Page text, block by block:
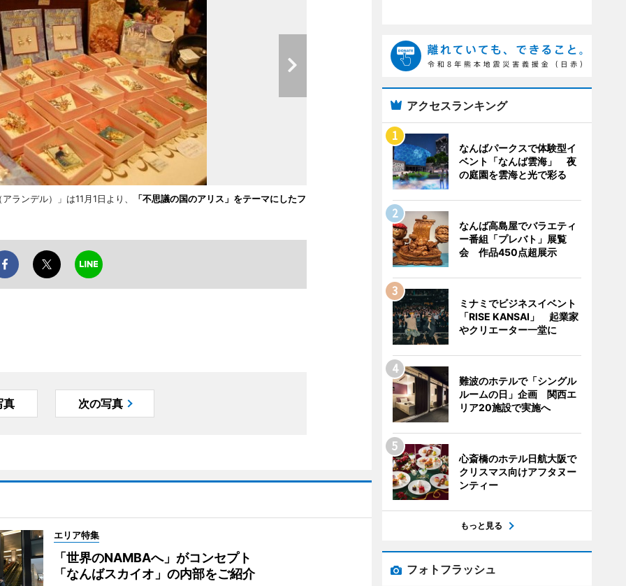
ランデル）」は11月1日より、 「不思議の国のアリス」をテーマにしたフ
真 次の写真
エリア特集
「世界のNAMBAへ」がコンセプト
「なんばスカイオ」の内部をご紹介
アクセスランキング
なんばパークスで体験型イ
ベント「なんば雲海」 夜
の庭園を雲海と光で彩る
なんば高島屋でバラエティ
ー番組「プレバト」展覧
会 作品450点超展示
ミナミでビジネスイベント
「RISE KANSAI」 起業家
やクリエーター一堂に
難波のホテルで「シングル
ルームの日」企画 関西エ
リア20施設で実施へ
心斎橋のホテル日航大阪で
クリスマス向けアフタヌー
ンティー
もっと見る
フォトフラッシュ